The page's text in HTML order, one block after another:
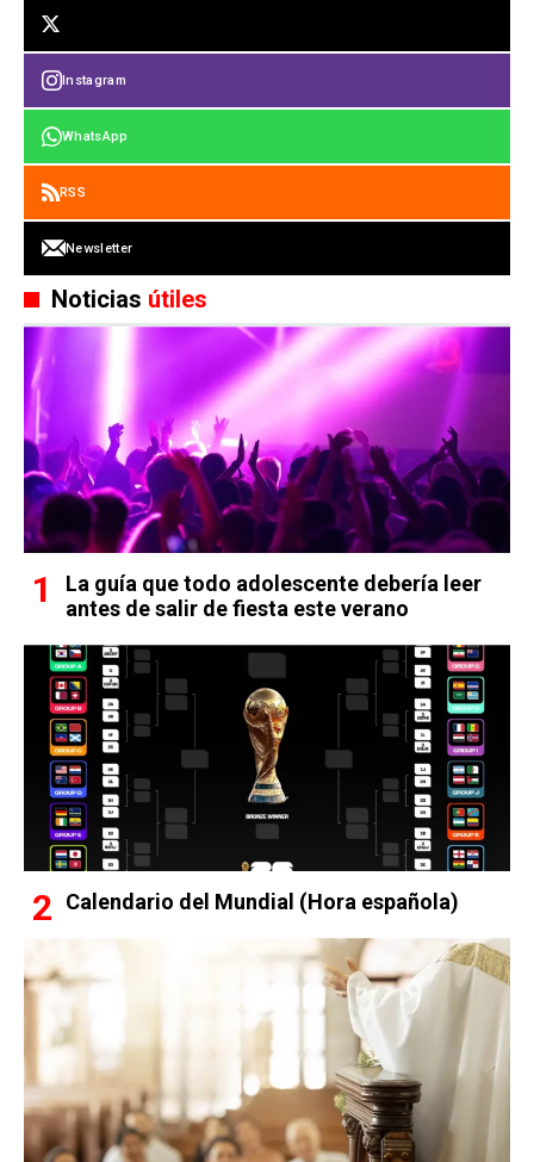
Instagram
WhatsApp
RSS
Newsletter
Noticias útiles
La guía que todo adolescente debería leer
antes de salir de fiesta este verano
Calendario del Mundial (Hora española)